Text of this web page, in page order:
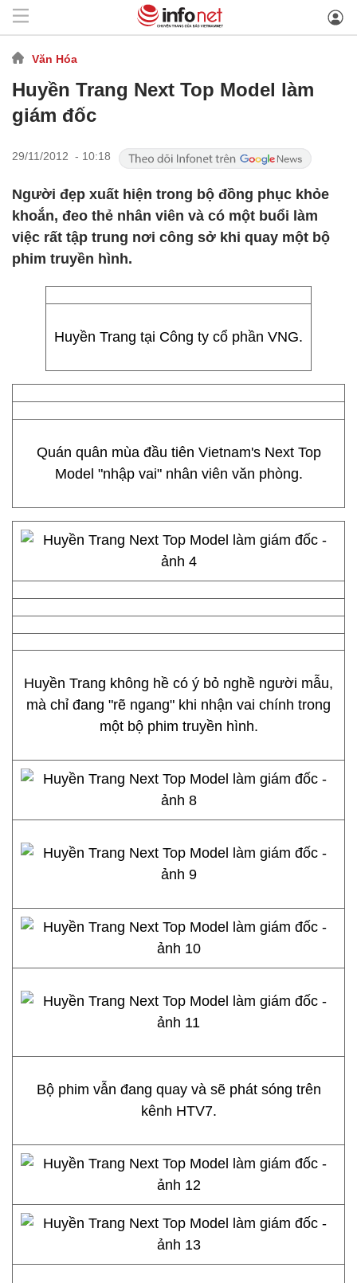
Văn Hóa
Huyền Trang Next Top Model làm
giám đốc
29/11/2012 - 10:18
Người đẹp xuất hiện trong bộ đồng phục khỏe
khoắn, đeo thẻ nhân viên và có một buổi làm
việc rất tập trung nơi công sở khi quay một bộ
phim truyền hình.
Huyền Trang tại Công ty cổ phần VNG.
Quán quân mùa đầu tiên Vietnam's Next Top
Model "nhập vai" nhân viên văn phòng.
Huyền Trang không hề có ý bỏ nghề người mẫu,
mà chỉ đang "rẽ ngang" khi nhận vai chính trong
một bộ phim truyền hình.
Bộ phim vẫn đang quay và sẽ phát sóng trên
kênh HTV7.